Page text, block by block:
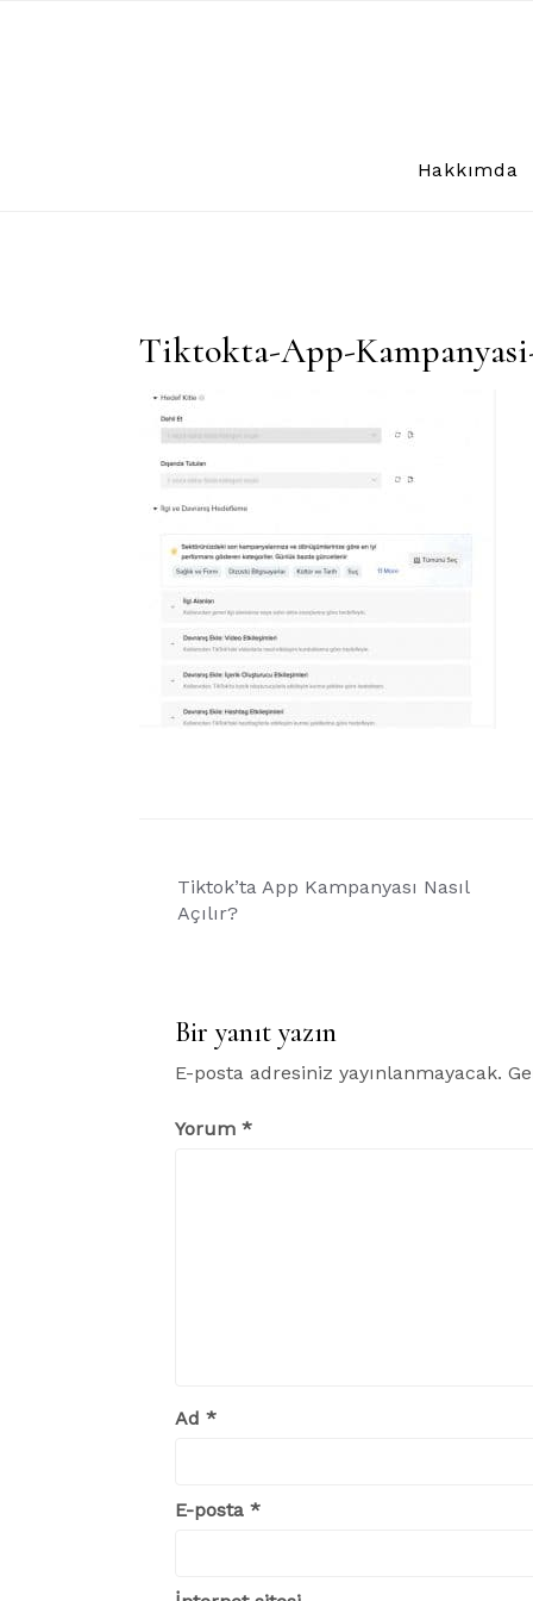
Hakkımda
Tiktokta-App-
Yazı
gezinmesi
Tiktok’ta App Kampanyası Nasıl
Açılır?
Bir yanıt yazın
E-posta adresiniz yayınlanmayacak.
Yorum *
Ad *
E-posta *